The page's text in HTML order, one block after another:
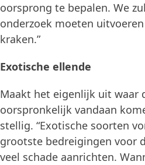
oorsprong te bepalen. We
onderzoek moeten
kraken.”
Exotische ellende
Maakt het eigenlijk uit waar
oorspronkelijk vandaan
stellig. “Exotische soorten
grootste bedreigingen voor
veel schade aanrichten.